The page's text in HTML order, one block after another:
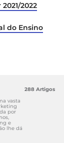
2022
do Ensino
vasta
por
e
lhe dá
288 Artigos